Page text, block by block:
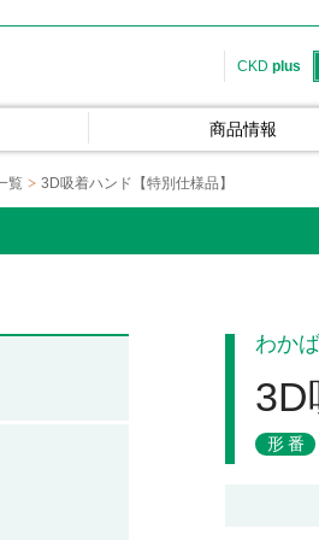
CKD plus
商品情報
覧 3D吸着ハンド【特別仕様品】
わか
3D
形番